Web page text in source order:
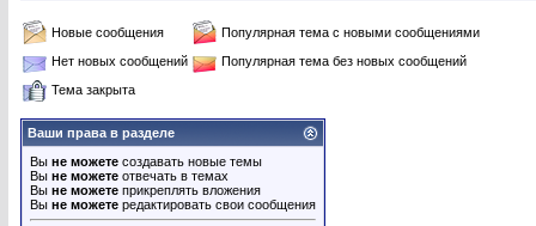
Новые сообщения
Популярная тема с новыми сообщениями
Нет новых сообщений
Популярная тема без новых сообщений
Тема закрыта
Ваши права в разделе
Вы не можете создавать новые темы
Вы не можете отвечать в темах
Вы не можете прикреплять вложения
Вы не можете редактировать свои сообщения